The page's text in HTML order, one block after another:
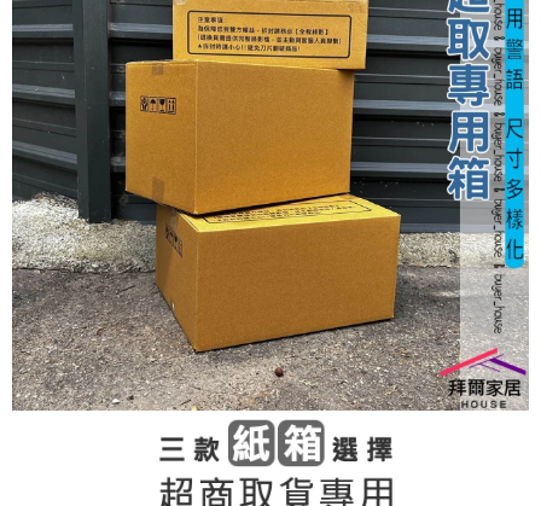
2.基於同意付款使用「大哥付你分期」之契約關係目的，商店將以您的個人
資料（包含姓名、電話或地址）提供予台灣大哥大進項蒐集、處理及利用，
由本公司與您本人進行分期帳單所需資料之確認、核對及更正。
3.完整用戶服務條款，請詳閱以下連結：
https://oppay.tw/userRule
※ 交易是否成功請以「AFTEE先享後付 」之結帳頁面顯示為準，若有關於
是否繳費成功／繳費後需取消欲退款等相關疑問，請聯繫「AFTEE先享後付
客戶支援中心」https://netprotections.freshdesk.com/support/home
【注意事項】
１．透過由恩沛科技股份有限公司提供之「AFTEE先享後付」服務完成之交
易，需依本服務之必要範圍內提供個人資料，並將交易相關給付款項請求債
權轉讓予恩沛科技股份有限公司。
２．關於個人資料處理事宜，請瀏覽以下網址：
https://aftee.tw/terms/#terms3
３．未成年的使用者請事先徵得法定代理人或監護人之同意方可使用
「AFTEE先享後付」，若未經同意申辦者引起之損失，本公司不負相關責
任。
４．使用「AFTEE先享後付」時，將依據個別帳號之用戶狀況，依本公司即
時審查核予不同之上限額度；若仍有額度不足之情形，本公司將視審查結果
請求用戶進行身份認證。
５．嚴禁一人註冊多個帳號或使用他人資訊註冊。若發現惡意使用之情形，
恩沛科技股份有限公司將有權停止該用戶之使用額度並採取法律行動。